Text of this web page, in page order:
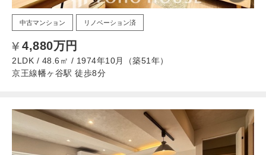
中古マンション リノベーション済
4,880万円
2LDK / 48.6㎡ / 1974年10月（築51年）
京王線幡ヶ谷駅 徒歩8分